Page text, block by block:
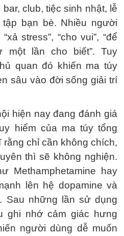
club, tiệc sinh nhật, lễ
bạn bè. Nhiều người
stress”, “cho vui”, “để
một lần cho biết”. Tuy
quan đó khiến ma túy
sâu vào đời sống giải trí
hiện nay đang đánh giá
hiểm của ma túy tổng
chỉ cần không chích,
thì sẽ không nghiện.
Methamphetamine hay
lên hệ dopamine và
Sau những lần sử dụng
ghi nhớ cảm giác hưng
người dùng dễ muốn